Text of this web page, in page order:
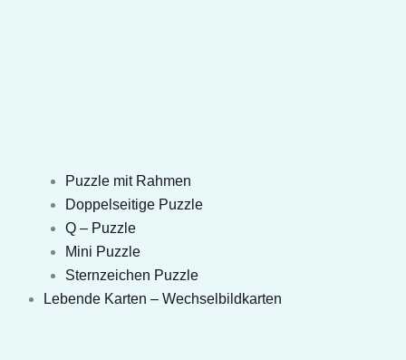
Puzzle mit Rahmen
Doppelseitige Puzzle
Q – Puzzle
Mini Puzzle
Sternzeichen Puzzle
Lebende Karten – Wechselbildkarten